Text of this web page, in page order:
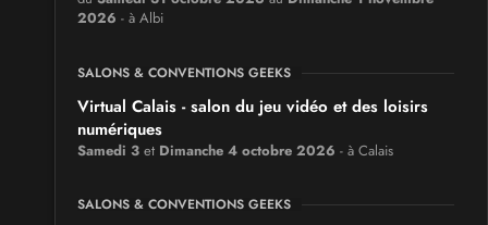
2026 - à Albi
SALONS & CONVENTIONS GEEKS
Virtual Calais - salon du jeu vidéo et des loisirs
numériques
Samedi 3 et Dimanche 4 octobre 2026 - à Calais
SALONS & CONVENTIONS GEEKS